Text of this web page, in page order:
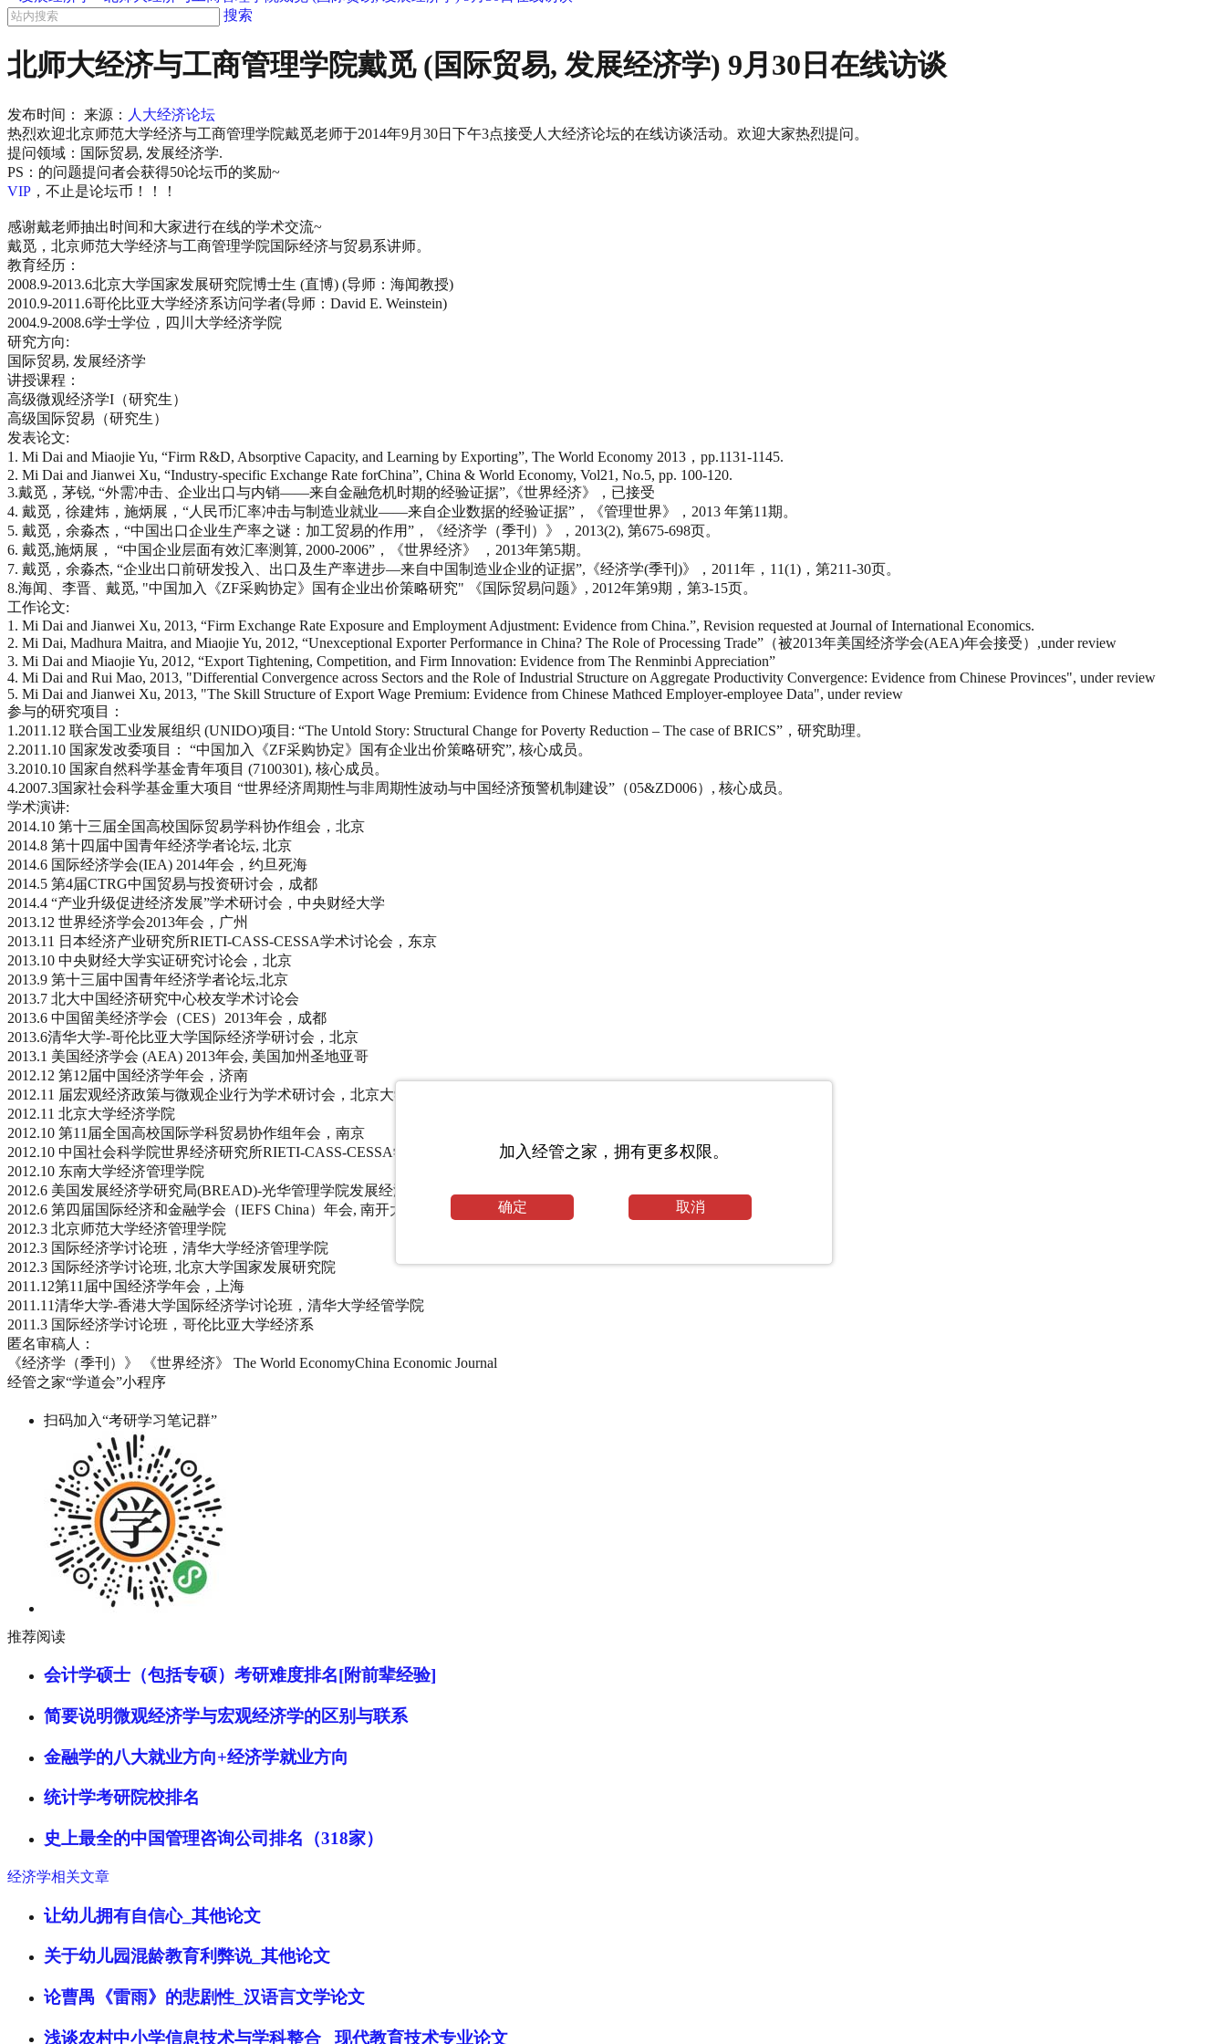
搜索
北师大经济与工商管理学院戴觅 (国际贸易, 发展经济学) 9月30日在线访谈
发布时间： 来源： 人大经济论坛
热烈欢迎北京师范大学经济与工商管理学院戴觅老师于2014年9月30日下午3点接受人大经济论坛的在线访谈活动。欢迎大家热烈提问。
提问领域： 国际贸易, 发展经济学.
PS： 的问题提问者会获得50论坛币的奖励~
VIP ，不止是论坛币！！！
感谢戴老师抽出时间和大家进行在线的学术交流~
戴觅，北京师范大学经济与工商管理学院国际经济与贸易系讲师。
教育经历：
2008.9-2013.6北京大学国家发展研究院博士生 (直博) (导师：海闻教授)
2010.9-2011.6哥伦比亚大学经济系访问学者(导师：David E. Weinstein)
2004.9-2008.6学士学位，四川大学经济学院
研究方向:
国际贸易, 发展经济学
讲授课程：
高级微观经济学I（研究生）
高级国际贸易（研究生）
发表论文:
1. Mi Dai and Miaojie Yu, “Firm R&D, Absorptive Capacity, and Learning by Exporting”, The World Economy 2013，pp.1131-1145.
2. Mi Dai and Jianwei Xu, “Industry-specific Exchange Rate forChina”, China & World Economy, Vol21, No.5, pp. 100-120.
3.戴觅，茅锐, “外需冲击、企业出口与内销——来自金融危机时期的经验证据”,《世界经济》，已接受
4. 戴觅，徐建炜，施炳展，“人民币汇率冲击与制造业就业——来自企业数据的经验证据”，《管理世界》，2013 年第11期。
5. 戴觅，余淼杰，“中国出口企业生产率之谜：加工贸易的作用”，《经济学（季刊）》，2013(2), 第675-698页。
6. 戴觅,施炳展， “中国企业层面有效汇率测算, 2000-2006”，《世界经济》 ，2013年第5期。
7. 戴觅，余淼杰, “企业出口前研发投入、出口及生产率进步—来自中国制造业企业的证据”,《经济学(季刊)》，2011年，11(1)，第211-30页。
8.海闻、李晋、戴觅, "中国加入《ZF采购协定》国有企业出价策略研究" 《国际贸易问题》, 2012年第9期，第3-15页。
工作论文:
1. Mi Dai and Jianwei Xu, 2013, “Firm Exchange Rate Exposure and Employment Adjustment: Evidence from China.”, Revision requested at Journal of International Economics.
2. Mi Dai, Madhura Maitra, and Miaojie Yu, 2012, “Unexceptional Exporter Performance in China? The Role of Processing Trade”（被2013年美国经济学会(AEA)年会接受）,under review
3. Mi Dai and Miaojie Yu, 2012, “Export Tightening, Competition, and Firm Innovation: Evidence from The Renminbi Appreciation”
4. Mi Dai and Rui Mao, 2013, "Differential Convergence across Sectors and the Role of Industrial Structure on Aggregate Productivity Convergence: Evidence from Chinese Provinces", under review
5. Mi Dai and Jianwei Xu, 2013, "The Skill Structure of Export Wage Premium: Evidence from Chinese Mathced Employer-employee Data", under review
参与的研究项目：
1.2011.12 联合国工业发展组织 (UNIDO)项目: “The Untold Story: Structural Change for Poverty Reduction – The case of BRICS”，研究助理。
2.2011.10 国家发改委项目： “中国加入《ZF采购协定》国有企业出价策略研究”, 核心成员。
3.2010.10 国家自然科学基金青年项目 (7100301), 核心成员。
4.2007.3国家社会科学基金重大项目 “世界经济周期性与非周期性波动与中国经济预警机制建设”（05&ZD006）, 核心成员。
学术演讲:
2014.10 第十三届全国高校国际贸易学科协作组会，北京
2014.8 第十四届中国青年经济学者论坛, 北京
2014.6 国际经济学会(IEA) 2014年会，约旦死海
2014.5 第4届CTRG中国贸易与投资研讨会，成都
2014.4 “产业升级促进经济发展”学术研讨会，中央财经大学
2013.12 世界经济学会2013年会，广州
2013.11 日本经济产业研究所RIETI-CASS-CESSA学术讨论会，东京
2013.10 中央财经大学实证研究讨论会，北京
2013.9 第十三届中国青年经济学者论坛,北京
2013.7 北大中国经济研究中心校友学术讨论会
2013.6 中国留美经济学会（CES）2013年会，成都
2013.6清华大学-哥伦比亚大学国际经济学研讨会，北京
2013.1 美国经济学会 (AEA) 2013年会, 美国加州圣地亚哥
2012.12 第12届中国经济学年会，济南
2012.11 届宏观经济政策与微观企业行为学术研讨会，北京大学
2012.11 北京大学经济学院
2012.10 第11届全国高校国际学科贸易协作组年会，南京
2012.10 中国社会科学院世界经济研究所RIETI-CASS-CESSA学术讨论会
2012.10 东南大学经济管理学院
2012.6 美国发展经济学研究局(BREAD)-光华管理学院发展经济学暑期班, 北京大学
2012.6 第四届国际经济和金融学会（IEFS China）年会, 南开大学
2012.3 北京师范大学经济管理学院
2012.3 国际经济学讨论班，清华大学经济管理学院
2012.3 国际经济学讨论班, 北京大学国家发展研究院
2011.12第11届中国经济学年会，上海
2011.11清华大学-香港大学国际经济学讨论班，清华大学经管学院
2011.3 国际经济学讨论班，哥伦比亚大学经济系
匿名审稿人：
《经济学（季刊）》 《世界经济》 The World EconomyChina Economic Journal
经管之家“学道会”小程序
扫码加入“考研学习笔记群”
推荐阅读
会计学硕士（包括专硕）考研难度排名[附前辈经验]
简要说明微观经济学与宏观经济学的区别与联系
金融学的八大就业方向+经济学就业方向
统计学考研院校排名
史上最全的中国管理咨询公司排名（318家）
经济学相关文章
让幼儿拥有自信心_其他论文
关于幼儿园混龄教育利弊说_其他论文
论曹禺《雷雨》的悲剧性_汉语言文学论文
浅谈农村中小学信息技术与学科整合 _现代教育技术专业论文
加入经管之家，拥有更多权限。
确定 取消